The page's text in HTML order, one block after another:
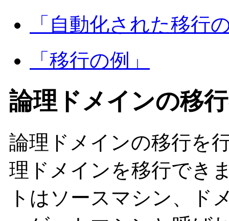
「自動化された移行
「移行の例」
論理ドメインの移
論理ドメインの移行を
理ドメインを移行でき
トはソースマシン、ド